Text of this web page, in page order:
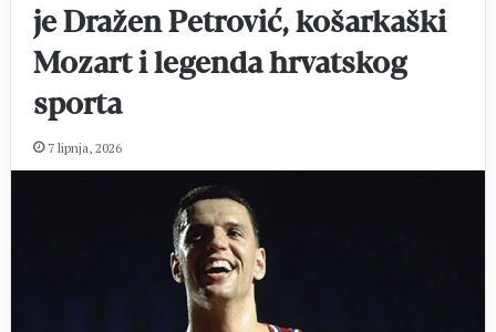
je Dražen Petrović, košarkaški
Mozart i legenda hrvatskog
sporta
7 lipnja, 2026